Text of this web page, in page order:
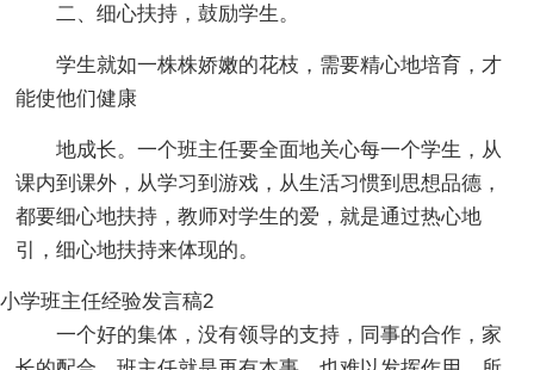
二、细心扶持，鼓励学生。
学生就如一株株娇嫩的花枝，需要精心地培育，才
能使他们健康
地成长。一个班主任要全面地关心每一个学生，从
课内到课外，从学习到游戏，从生活习惯到思想品德，
都要细心地扶持，教师对学生的爱，就是通过热心地
引，细心地扶持来体现的。
小学班主任经验发言稿2
一个好的集体，没有领导的支持，同事的合作，家